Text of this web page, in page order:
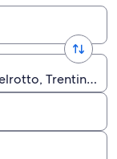
Trentino-